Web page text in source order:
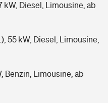
kW, Diesel, Limousine, ab
55 kW, Diesel, Limousine,
Benzin, Limousine, ab